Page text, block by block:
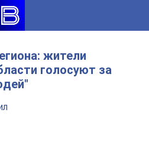
жители
голосуют за